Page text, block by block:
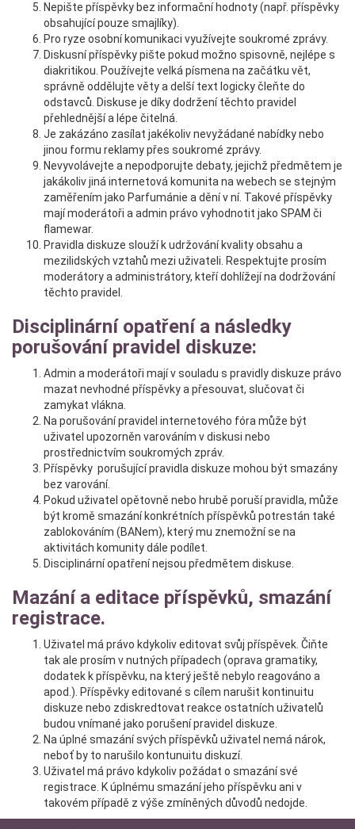
Nepište příspěvky bez informační hodnoty (např. příspěvky
obsahující pouze smajlíky).
Pro ryze osobní komunikaci využívejte soukromé zprávy.
Diskusní příspěvky pište pokud možno spisovně, nejlépe s
diakritikou. Používejte velká písmena na začátku vět,
správně oddělujte věty a delší text logicky čleňte do
odstavců. Diskuse je díky dodržení těchto pravidel
přehlednější a lépe čitelná.
Je zakázáno zasílat jakékoliv nevyžádané nabídky nebo
jinou formu reklamy přes soukromé zprávy.
Nevyvolávejte a nepodporujte debaty, jejichž předmětem je
jakákoliv jiná internetová komunita na webech se stejným
zaměřením jako Parfumánie a dění v ní. Takové příspěvky
mají moderátoři a admin právo vyhodnotit jako SPAM či
flamewar.
Pravidla diskuze slouží k udržování kvality obsahu a
mezilidských vztahů mezi uživateli. Respektujte prosím
moderátory a administrátory, kteří dohlížejí na dodržování
těchto pravidel.
Disciplinární opatření a následky
porušování pravidel diskuze:
Admin a moderátoři mají v souladu s pravidly diskuze právo
mazat nevhodné příspěvky a přesouvat, slučovat či
zamykat vlákna.
Na porušování pravidel internetového fóra může být
uživatel upozorněn varováním v diskusi nebo
prostřednictvím soukromých zpráv.
Příspěvky porušující pravidla diskuze mohou být smazány
bez varování.
Pokud uživatel opětovně nebo hrubě poruší pravidla, může
být kromě smazání konkrétních příspěvků potrestán také
zablokováním (BANem), který mu znemožní se na
aktivitách komunity dále podílet.
Disciplinární opatření nejsou předmětem diskuse.
Mazání a editace příspěvků, smazání
registrace.
Uživatel má právo kdykoliv editovat svůj příspěvek. Čiňte
tak ale prosím v nutných případech (oprava gramatiky,
dodatek k příspěvku, na který ještě nebylo reagováno a
apod.). Příspěvky editované s cílem narušit kontinuitu
diskuze nebo zdiskredtovat reakce ostatních uživatelů
budou vnímané jako porušení pravidel diskuze.
Na úplné smazání svých příspěvků uživatel nemá nárok,
neboť by to narušilo kontunuitu diskuzí.
Uživatel má právo kdykoliv požádat o smazání své
registrace. K úplnému smazání jeho příspěvku ani v
takovém případě z výše zmíněných důvodů nedojde.